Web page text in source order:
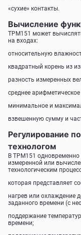
«сухие» контакты.
Вычисление
ТРМ151 может
на входах:
относительную
квадратный корень из
разность измеренных
среднее
минимальное и
взвешенную сумму и
Регулирование
технологом
В ТРМ151 одновременно
измеренной или
технологическим
которая представляет
нагрев или охлаждение
заданного времени (с
поддержание
времени;